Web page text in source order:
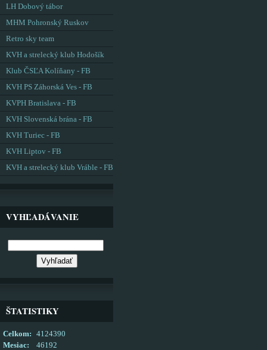
LH Dobový tábor
MHM Pohronský Ruskov
Retro sky team
KVH a strelecký klub Hodošík
Klub ČSĽA Kolíňany - FB
KVH PS Záhorská Ves - FB
KVPH Bratislava - FB
KVH Slovenská brána - FB
KVH Turiec - FB
KVH Liptov - FB
KVH a strelecký klub Vráble - FB
VYHĽADÁVANIE
ŠTATISTIKY
Celkom:
4124390
Mesiac:
46192